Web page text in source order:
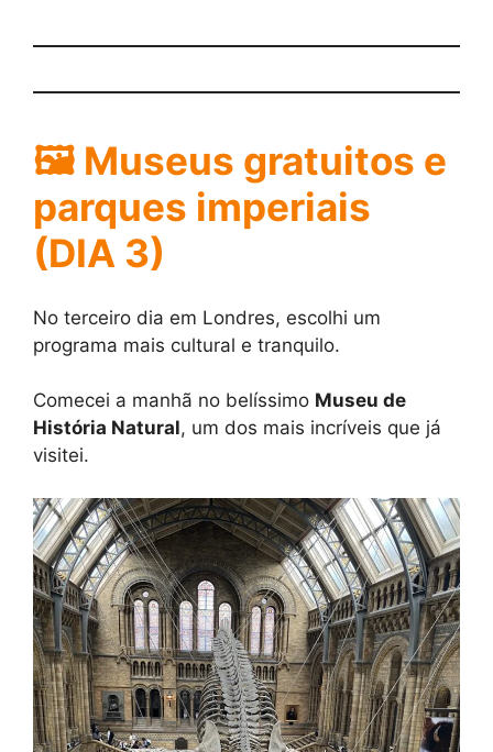
🖼️ Museus gratuitos e
parques imperiais
(DIA 3)
No terceiro dia em Londres, escolhi um
programa mais cultural e tranquilo.
Comecei a manhã no belíssimo Museu de
História Natural, um dos mais incríveis que já
visitei.